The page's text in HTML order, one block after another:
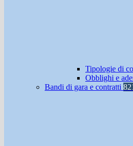
Tipologie di
Obblighi e
Bandi di gara e contratti